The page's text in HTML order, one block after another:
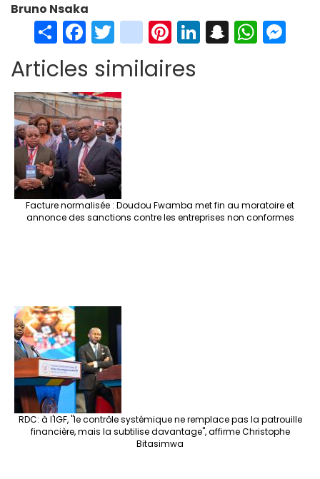
Bruno Nsaka
S
h
ar
e
Fa
ce
b
o
o
k
T
wi
tt
er
in
st
ag
Pi
er
Li S W
Articles similaires
Facture normalisée : Doudou Fwamba met fin au moratoire et
annonce des sanctions contre les entreprises non conformes
RDC: à l'IGF, "le contrôle systémique ne remplace pas la patrouille
financière, mais la subtilise davantage", affirme Christophe
Bitasimwa